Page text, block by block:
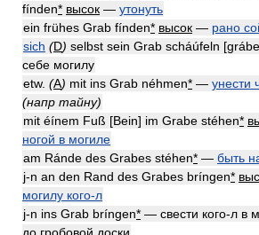
fínden* высок — утонуть
ein frühes Grab fínden* высок — рано
sich (D) selbst sein Grab scháúfeln
себе могилу
etw. (A) mit ins Grab néhmen* — унести
(напр тайну)
mit éínem Fuß [Bein] im Grabe stéhen*
ногой в могиле
am Ránde des Grabes stéhen* — быть
j-n an den Rand des Grabes bríngen*
могилу кого-л
j-n ins Grab bríngen* — свести кого-л в